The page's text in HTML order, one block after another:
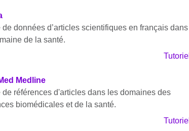
de données d’articles scientifiques en français dans
de la santé.
Tutoriel
Medline
de références d'articles dans les domaines des
biomédicales et de la santé.
Tutoriel